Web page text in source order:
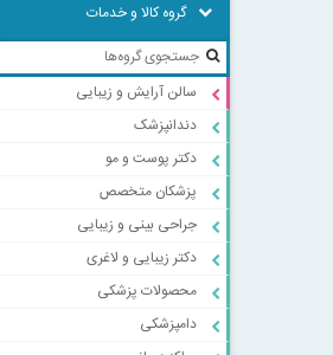
گروه کالا و خدمات
سالن آرایش و زیبایی
دندانپزشک
دکتر پوست و مو
پزشکان متخصص
جراحی بینی و زیبایی
دکتر زیبایی و لاغری
محصولات پزشکی
دامپزشکی